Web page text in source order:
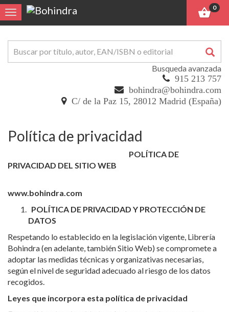
Toggle navigation
0
Busqueda avanzada
915 213 757
bohindra@bohindra.com
C/ de la Paz 15, 28012 Madrid (España)
Política de privacidad
POLÍTICA DE
PRIVACIDAD DEL SITIO WEB
www.bohindra.com
POLÍTICA DE PRIVACIDAD Y PROTECCIÓN DE
DATOS
Respetando lo establecido en la legislación vigente, Librería
Bohindra (en adelante, también Sitio Web) se compromete a
adoptar las medidas técnicas y organizativas necesarias,
según el nivel de seguridad adecuado al riesgo de los datos
recogidos.
Leyes que incorpora esta política de privacidad
Esta política de privacidad está adaptada a la normativa